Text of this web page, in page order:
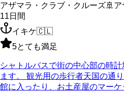
アザマラ・クラブ・クルーズ🚢ア
11日間
イキケ🇨🇱
5とても満足
シャトルバスで街の中心部の時
ます。 観光用の歩行者天国の通
館に入ったり、お土産屋のマー